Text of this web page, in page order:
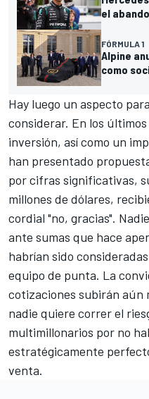
el
FÓRMULA 1
Alpine
como
Hay luego un aspecto
considerar. En los
inversión, así como un
han presentado
por cifras significativas,
millones de dólares,
cordial "no, gracias".
ante sumas que hace
habrían sido
equipo de punta. La
cotizaciones subirán aún
nadie quiere correr el
multimillonarios por no
estratégicamente
venta.